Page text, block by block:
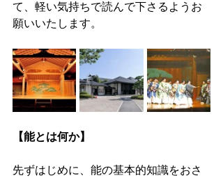
て、軽い気持ちで読んで下さるようお
願いいたします。
【能とは何か】
先ずはじめに、能の基本的知識をおさ